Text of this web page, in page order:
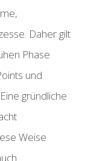
Daher gilt
Phase
und
gründliche
Weise